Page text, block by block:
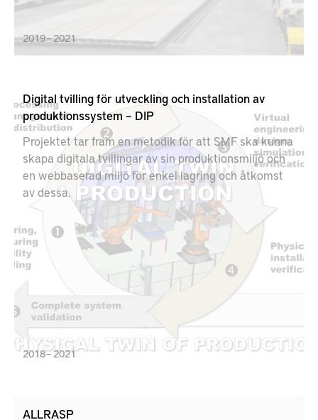
med hög hastighet, upp till 5m/min.
2019 – 2021
Digital tvilling för utveckling och installation av
produktionssystem – DIP
Projektet tar fram en metodik för att SMF ska kunna
skapa digitala tvillingar av sin produktionsmiljö och
en webbaserad miljö för enkel lagring och åtkomst
av dessa.
2018 – 2021
ALLRASP